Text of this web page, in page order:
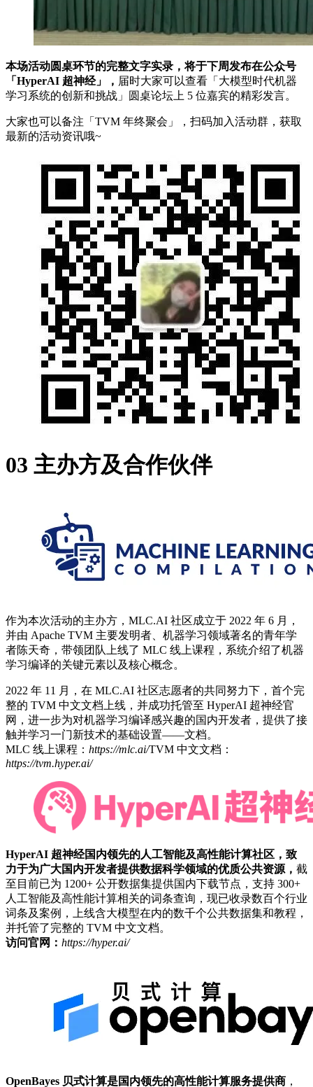
本场活动圆桌环节的完整文字实录，将于下周发布在公众号
「HyperAI 超神经」， 届时大家可以查看「大模型时代机器
学习系统的创新和挑战」圆桌论坛上 5 位嘉宾的精彩发言。
大家也可以备注「TVM 年终聚会」，扫码加入活动群，获取
最新的活动资讯哦~
03 主办方及合作伙伴
作为本次活动的主办方，MLC.AI 社区成立于 2022 年 6 月，
并由 Apache TVM 主要发明者、机器学习领域著名的青年学
者陈天奇，带领团队上线了 MLC 线上课程，系统介绍了机器
学习编译的关键元素以及核心概念。
2022 年 11 月，在 MLC.AI 社区志愿者的共同努力下，首个完
整的 TVM 中文文档上线，并成功托管至 HyperAI 超神经官
网，进一步为对机器学习编译感兴趣的国内开发者，提供了接
触并学习一门新技术的基础设置——文档。
MLC 线上课程： https://mlc.ai/TVM 中文文档：
https://tvm.hyper.ai/
HyperAI 超神经国内领先的人工智能及高性能计算社区，致
力于为广大国内开发者提供数据科学领域的优质公共资源， 截
至目前已为 1200+ 公开数据集提供国内下载节点，支持 300+
人工智能及高性能计算相关的词条查询，现已收录数百个行业
词条及案例，上线含大模型在内的数千个公共数据集和教程，
并托管了完整的 TVM 中文文档。
访问官网： https://hyper.ai/
OpenBayes 贝式计算是国内领先的高性能计算服务提供商 ，